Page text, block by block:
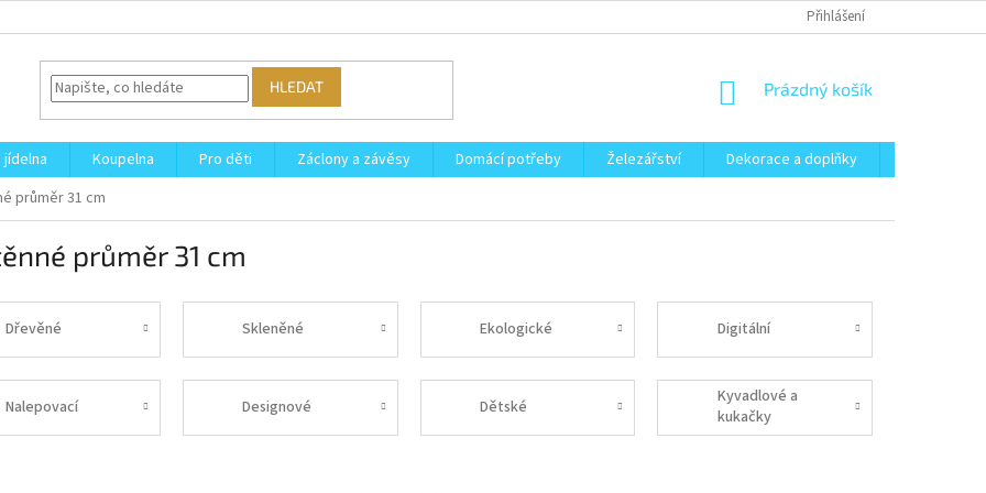
Přihlášení
HLEDAT
NÁKUPNÍ
Prázdný košík
jídelna Koupelna Pro děti Záclony a závěsy Domácí potřeby Železářství Dekorace a doplňky
průměr 31 cm
průměr 31 cm
Dřevěné Skleněné Ekologické Digitální
Nalepovací Designové Dětské
Kyvadlové a
kukačky